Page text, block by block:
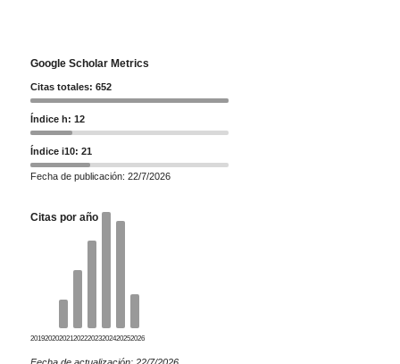
Google Scholar Metrics
Citas totales: 652
Índice h: 12
Índice i10: 21
Fecha de publicación: 22/7/2026
Citas por año
20192020202120222023202420252026